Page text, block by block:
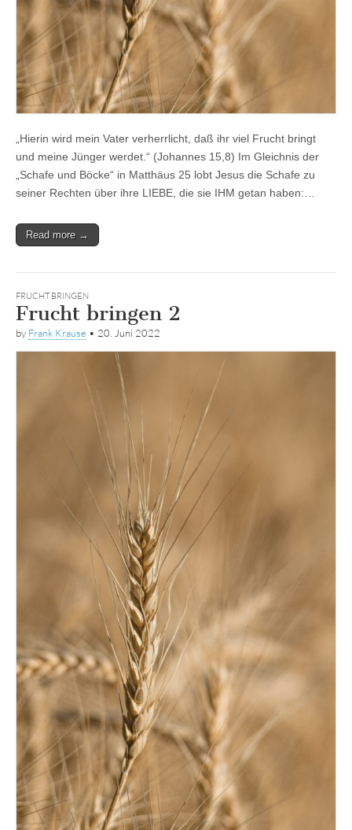
„Hierin wird mein Vater verherrlicht, daß ihr viel Frucht bringt
und meine Jünger werdet.“ (Johannes 15,8) Im Gleichnis der
„Schafe und Böcke“ in Matthäus 25 lobt Jesus die Schafe zu
seiner Rechten über ihre LIEBE, die sie IHM getan haben:…
Read more →
FRUCHT BRINGEN
Frucht bringen 2
by Frank Krause • 20. Juni 2022